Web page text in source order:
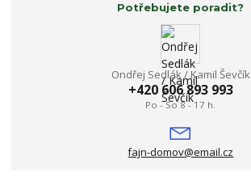
Potřebujete poradit?
Ondřej Sedlák / Kamil Ševčík
+420 606 893 993
Po - So 8 - 17 h.
fajn-domov@email.cz